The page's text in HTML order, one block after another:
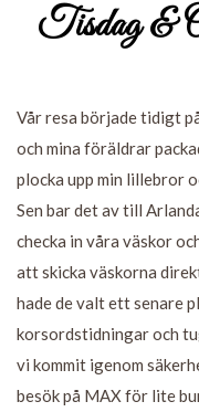
Tisdag &
Vår resa började tidigt
och mina föräldrar
plocka upp min lillebror
Sen bar det av till
checka in våra väskor
att skicka väskorna
hade de valt ett senare
korsordstidningar och
vi kommit igenom
besök på MAX för lite